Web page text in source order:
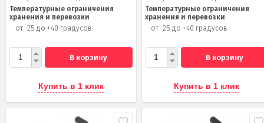
Температурные ограничения
хранения и перевозки
от -25 до +40 градусов
В корзину
Купить в 1 клик
Температурные ограничения
хранения и перевозки
от -25 до +40 градусов
В корзину
Купить в 1 клик